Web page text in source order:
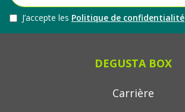
J’accepte les Politique de confidentialité
DEGUSTA BOX
Carrière